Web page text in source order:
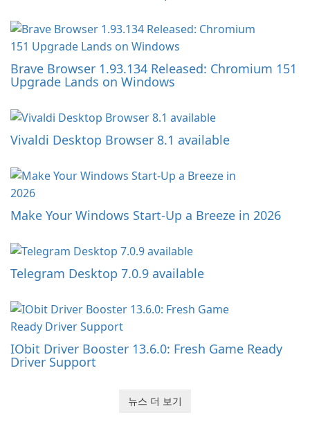
Brave Browser 1.93.134 Released: Chromium 151
Upgrade Lands on Windows
Vivaldi Desktop Browser 8.1 available
Make Your Windows Start-Up a Breeze in 2026
Telegram Desktop 7.0.9 available
IObit Driver Booster 13.6.0: Fresh Game Ready
Driver Support
뉴스 더 보기